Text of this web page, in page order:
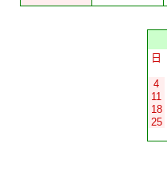
日
4
11
18
25